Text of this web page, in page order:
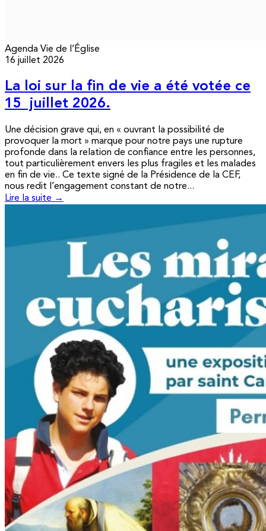
Agenda Vie de l’Église
16 juillet 2026
La loi sur la fin de vie a été votée ce
15 juillet 2026.
Une décision grave qui, en « ouvrant la possibilité de
provoquer la mort » marque pour notre pays une rupture
profonde dans la relation de confiance entre les personnes,
tout particulièrement envers les plus fragiles et les malades
en fin de vie.. Ce texte signé de la Présidence de la CEF,
nous redit l’engagement constant de notre...
Lire la suite →